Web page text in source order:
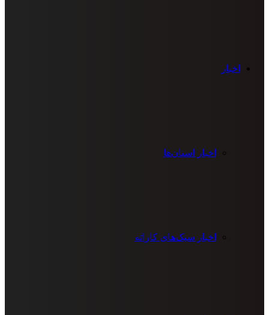
اخبار
اخبار استان‌ها
اخبار سبک‌های کاراته